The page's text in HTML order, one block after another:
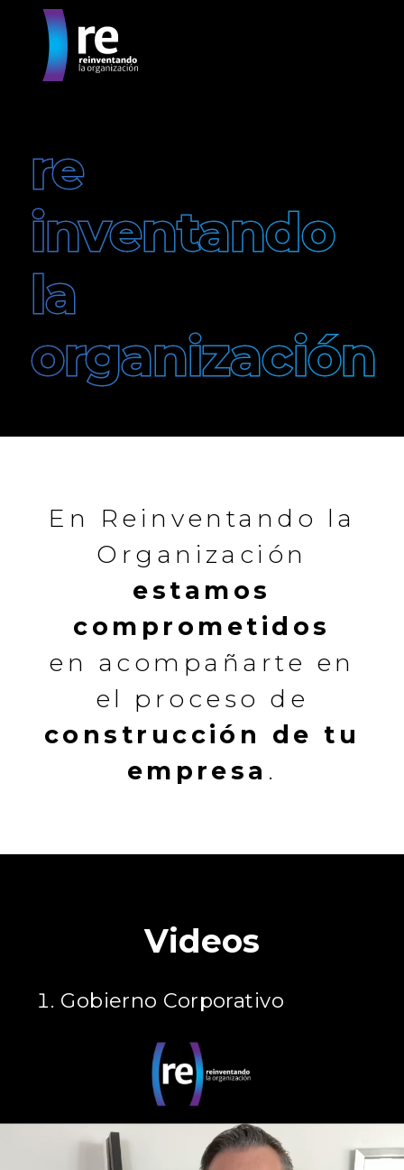
re
inventando
la
organización
En Reinventando la
Organización
estamos
comprometidos
en acompañarte en
el proceso de
construcción de tu
empresa .
Videos
Gobierno Corporativo